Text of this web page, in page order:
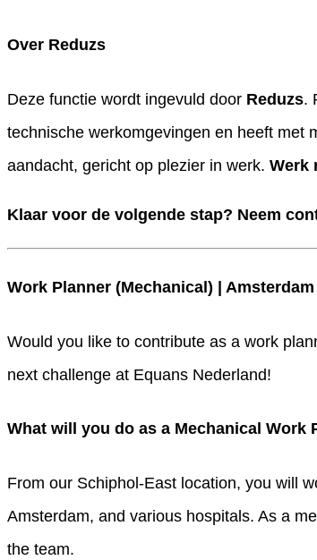
Over Reduzs
Deze functie wordt ingevuld door Reduzs.
technische werkomgevingen en heeft met
aandacht, gericht op plezier in werk. Werk
Klaar voor de volgende stap? Neem
Work Planner (Mechanical) |
Would you like to contribute as a work
next challenge at Equans Nederland!
What will you do as a Mechanical Work
From our Schiphol-East location, you will
Amsterdam, and various hospitals. As a
the team.